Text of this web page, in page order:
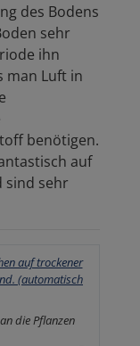
des Bodens
sehr
ihn
man Luft in
benötigen.
auf
sind sehr
die Pflanzen